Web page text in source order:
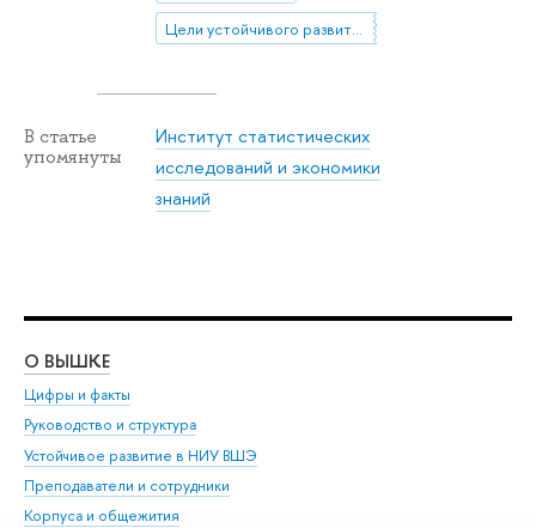
Цели устойчивого развития (ЦУР)
В статье
упомянуты
Институт статистических
исследований и экономики
знаний
О ВЫШКЕ
Цифры и факты
Руководство и структура
Устойчивое развитие в НИУ ВШЭ
Преподаватели и сотрудники
Корпуса и общежития